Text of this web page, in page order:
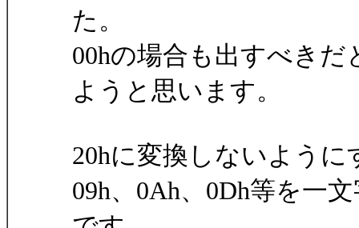
た。
00hの場合も出すべき
ようと思います。
20hに変換しないよう
09h、0Ah、0Dh等を一